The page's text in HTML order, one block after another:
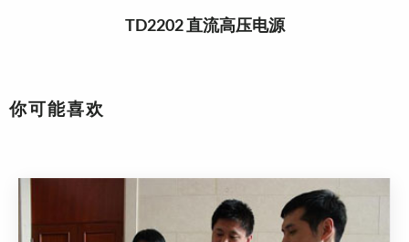
TD2202 直流高压电源
你可能喜欢